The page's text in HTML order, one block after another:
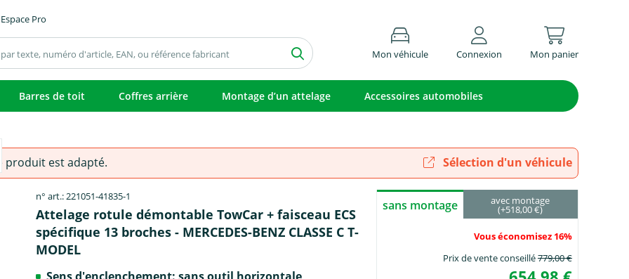
Espace Pro
Mon véhicule Connexion Mon panier
Barres de toit Coffres arrière Montage d’un attelage Accessoires automobiles
produit est adapté. Sélection d'un véhicule
n° art.: 221051-41835-1
Attelage rotule démontable TowCar + faisceau ECS
spécifique 13 broches - MERCEDES-BENZ CLASSE C T-
MODEL
sans montage avec montage
(+518,00 €)
Vous économisez 16%
Prix de vente conseillé779,00 €